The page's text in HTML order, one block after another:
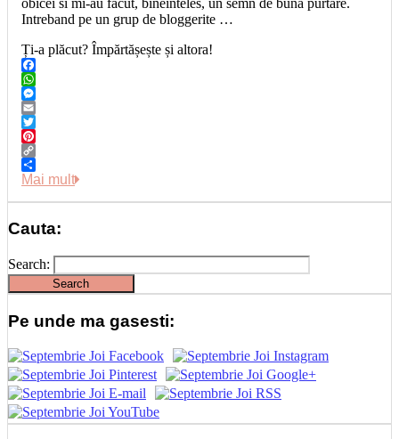
Intreband pe un grup de bloggerite …
Ți-a plăcut? Împărtășește și altora!
Facebook
WhatsApp
Messenger
Email
Twitter
Pinterest
Copy
Link
Share
Mai mult
Cauta:
Search:
Pe unde ma gasesti: